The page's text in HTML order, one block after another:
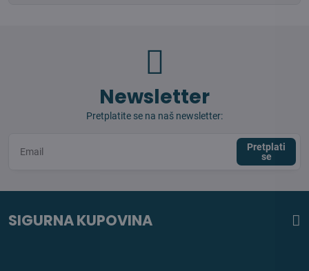
Newsletter
Pretplatite se na naš newsletter:
Pretplati
se
SIGURNA KUPOVINA